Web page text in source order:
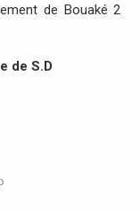
de Bouaké 2
de S.D